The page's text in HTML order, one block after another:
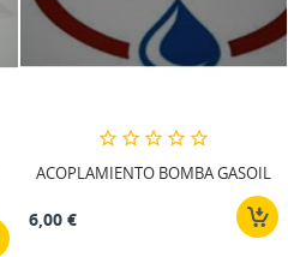
ACOPLAMIENTO BOMBA GASOIL
6,00 €